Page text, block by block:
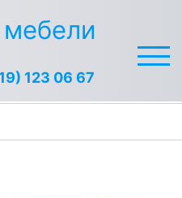
мебели
123 06 67